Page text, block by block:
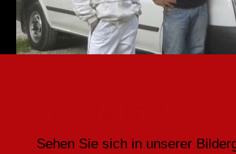
Sehen Sie sich in unserer